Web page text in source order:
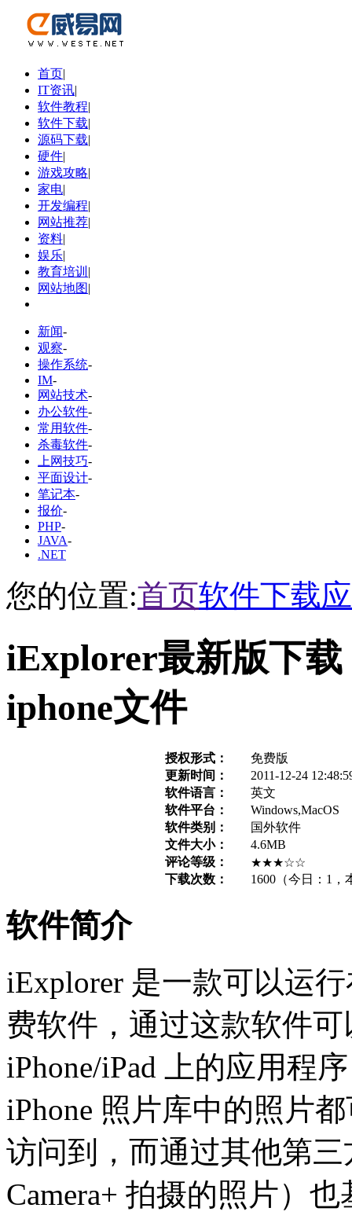
首页|
IT资讯|
软件教程|
软件下载|
源码下载|
硬件|
游戏攻略|
家电|
开发编程|
网站推荐|
资料|
娱乐|
教育培训 |
网站地图|
新闻-
观察-
操作系统-
IM-
网站技术-
办公软件-
常用软件-
杀毒软件-
上网技巧-
平面设计-
笔记本-
报价-
PHP-
JAVA-
.NET
您的位置:首页软件下载
iExplorer最新版下
iphone文件
授权形式：
免费版
更新时间：
2011-12-24
软件语言：
英文
软件平台：
Windows,MacOS
软件类别：
国外软件
文件大小：
4.6MB
评论等级：
★★★☆☆
下载次数：
1600 （今日： 1 ，
软件简介
iExplorer 是一款可以运
费软件，通过这款软件
iPhone/iPad 上的应用程
iPhone 照片库中的照片
访问到，而通过其他第
Camera+ 拍摄的照片）